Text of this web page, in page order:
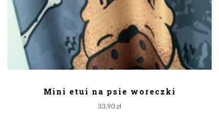
Mini etui na psie woreczki
33,90zł